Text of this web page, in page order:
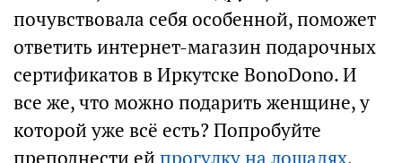
почувствовала себя особенной, поможет
ответить интернет-магазин подарочных
сертификатов в Иркутске BonoDono. И
все же, что можно подарить женщине, у
которой уже всё есть? Попробуйте
преподнести ей прогулку на лошадях,